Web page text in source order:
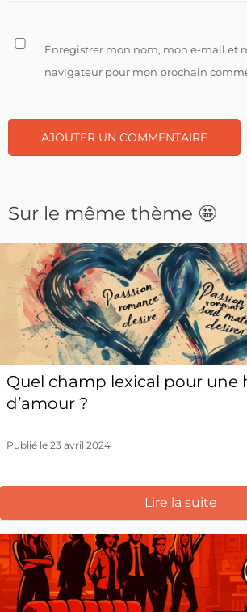
Enregistrer mon nom, mon e-mail et
navigateur pour mon prochain
Sur le même thème 🤩
Quel champ lexical pour une
d’amour ?
Publié le 23 avril 2024
Lire la suite